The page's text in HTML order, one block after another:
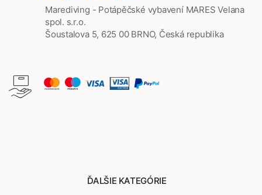
Marediving - Potápěčské vybavení MARES Velana
spol. s.r.o.
Šoustalova 5, 625 00 BRNO, Česká republika
ĎALŠIE KATEGÓRIE